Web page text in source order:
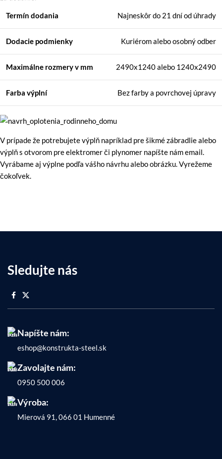
Termín dodania Najneskôr do 21 dní od úhrady
Dodacie podmienky Kuriérom alebo osobný odber
Maximálne rozmeryv mm 2490x1240 alebo 1240x2490
Farba výplní Bez farby a povrchovej úpravy
V prípade že potrebujete výplň napríklad pre šikmé zábradlie alebo
výplň s otvorom pre elektromer či plynomer napíšte nám email.
Vyrábame aj výplne podľa vášho návrhu alebo obrázku. Vyrežeme
čokoľvek.
Sledujte nás
Napíšte nám:
eshop@konstrukta-steel.sk
Zavolajte nám:
0950 500 006
Výroba:
Mierová 91, 066 01 Humenné